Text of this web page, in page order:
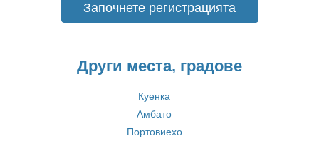
Започнете регистрацията
Други места, градове
Куенка
Амбато
Портовиехо